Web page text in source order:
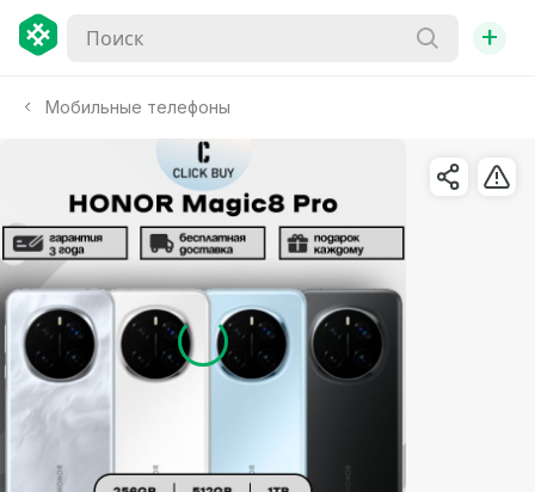
+
Мобильные телефоны